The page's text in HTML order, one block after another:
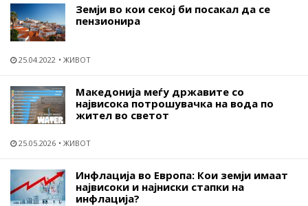
Земји во кои секој би посакал да се
пензионира
25.04.2022 ЖИВОТ
Македонија меѓу државите со
највисока потрошувачка на вода по
жител во светот
25.05.2026 ЖИВОТ
Инфлација во Европа: Кои земји имаат
највисоки и најниски стапки на
инфлација?